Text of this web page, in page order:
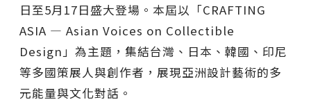
日至5月17日盛大登場。本屆以「CRAFTING
ASIA — Asian Voices on Collectible
Design」為主題，集結台灣、日本、韓國、印尼
等多國策展人與創作者，展現亞洲設計藝術的多
元能量與文化對話。